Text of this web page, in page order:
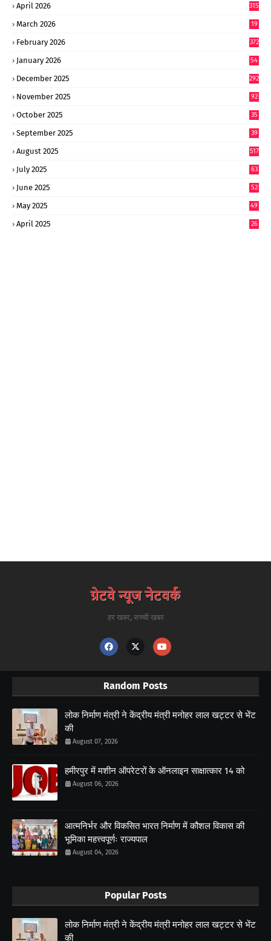
April 2026 315
March 2026
19
February 2026 372
January 2026
54
December 2025 292
November 2025 92
October 2025 35
September 2025
39
August 2025 517
July 2025
63
June 2025
52
May 2025
49
April 2025 26
हर खबर, सच्ची खबर
Random Posts
लोक निर्माण मंत्री ने केंद्रीय मंत्री मनोहर लाल खट्टर से भेंट
की
August 07, 2026
हमीरपुर में मशीन ऑपरेटरों के ऑनलाइन साक्षात्कार 14 को
August 06, 2026
आत्मनिर्भर और विकसित भारत निर्माण में कौशल विकास की
भूमिका महत्त्वपूर्णः राज्यपाल
August 04, 2026
Popular Posts
लोक निर्माण मंत्री ने केंद्रीय मंत्री मनोहर लाल खट्टर से भेंट
की